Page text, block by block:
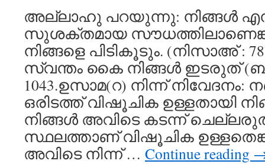
അല്ലാഹു പറയുന്നു: നിങ്ങൾ
സുശക്തമായ
നിങ്ങളെ പിടികൂടും. (നിസാഅ് :
സ്വന്തം കൈ നിങ്ങൾ ഇടരുത്
1043.ഉസാമ(റ) നിന്ന്
ഒരിടത്ത് വിഷൂചിക ഉള്ളതായി
നിങ്ങൾ അവിടെ കടന്ന്
സ്ഥലത്താണ് വിഷൂചിക
അവിടെ നിന്ന് … Continue reading